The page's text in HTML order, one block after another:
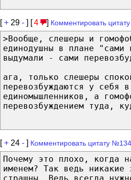
[+ 29 - ] [4 ] Комментировать
>Вообще, слешеры и
единодушны в плане "сами
выдумали - сами
ага, только слешеры
перевозбуждаются у себя
единомышленников, а
перевозбуждением туда,
[+ 24 - ] Комментировать цитату
Почему это плохо, когда
именем? Так ведь никакие
страшны. Ведь всегда